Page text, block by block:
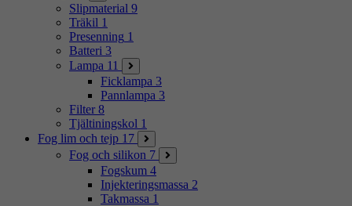
Slipmaterial 9
Träkil 1
Presenning 1
Batteri 3
Lampa 11
Ficklampa 3
Pannlampa 3
Filter 8
Tjältiningskol 1
Fog lim och tejp 17
Fog och silikon 7
Fogskum 4
Injekteringsmassa 2
Takmassa 1